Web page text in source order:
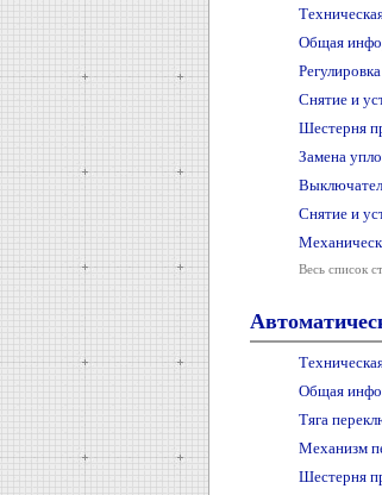
Общая
Снятие и
Шестерня
Замена
Снятие и
Весь список
Общая
Тяга
Механизм
Шестерня